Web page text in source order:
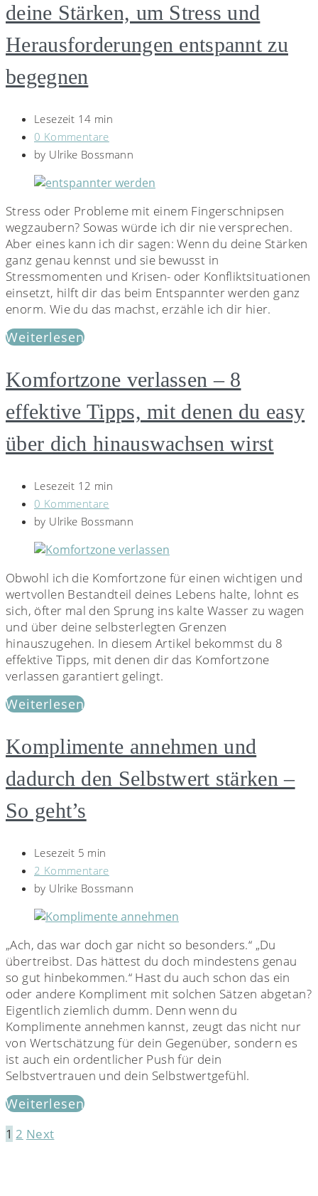
deine Stärken, um Stress und
Herausforderungen entspannt zu
begegnen
Lesezeit 14 min
0 Kommentare
by Ulrike Bossmann
Stress oder Probleme mit einem Fingerschnipsen
wegzaubern? Sowas würde ich dir nie versprechen.
Aber eines kann ich dir sagen: Wenn du deine Stärken
ganz genau kennst und sie bewusst in
Stressmomenten und Krisen- oder Konfliktsituationen
einsetzt, hilft dir das beim Entspannter werden ganz
enorm. Wie du das machst, erzähle ich dir hier.
Weiterlesen
Komfortzone verlassen – 8
effektive Tipps, mit denen du easy
über dich hinauswachsen wirst
Lesezeit 12 min
0 Kommentare
by Ulrike Bossmann
Obwohl ich die Komfortzone für einen wichtigen und
wertvollen Bestandteil deines Lebens halte, lohnt es
sich, öfter mal den Sprung ins kalte Wasser zu wagen
und über deine selbsterlegten Grenzen
hinauszugehen. In diesem Artikel bekommst du 8
effektive Tipps, mit denen dir das Komfortzone
verlassen garantiert gelingt.
Weiterlesen
Komplimente annehmen und
dadurch den Selbstwert stärken –
So geht’s
Lesezeit 5 min
2 Kommentare
by Ulrike Bossmann
„Ach, das war doch gar nicht so besonders.“ „Du
übertreibst. Das hättest du doch mindestens genau
so gut hinbekommen.“ Hast du auch schon das ein
oder andere Kompliment mit solchen Sätzen abgetan?
Eigentlich ziemlich dumm. Denn wenn du
Komplimente annehmen kannst, zeugt das nicht nur
von Wertschätzung für dein Gegenüber, sondern es
ist auch ein ordentlicher Push für dein
Selbstvertrauen und dein Selbstwertgefühl.
Weiterlesen
Seitennummerierung
1 2 Next